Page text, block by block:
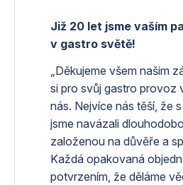
Již 20 let jsme vaším
v gastro světě!
„Děkujeme všem našim
si pro svůj gastro provoz
nás. Nejvíce nás těší, že
jsme navázali
založenou na důvěře a
Každá opakovaná
potvrzením, že děláme